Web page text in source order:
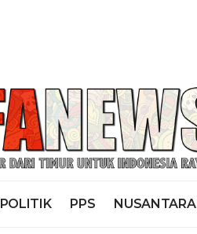
POLITIK PPS NUSANTARA